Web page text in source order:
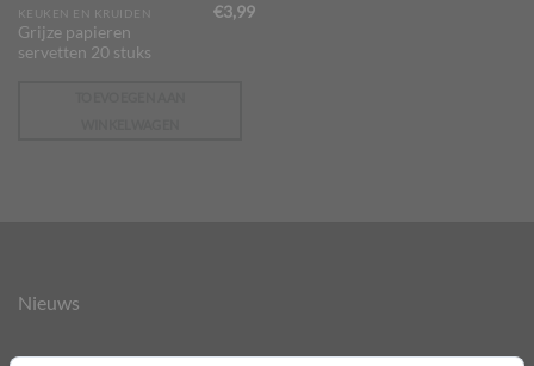
KEUKEN EN KRUIDEN
Grijze papieren
servetten 20 stuks
€3,99
Nieuws